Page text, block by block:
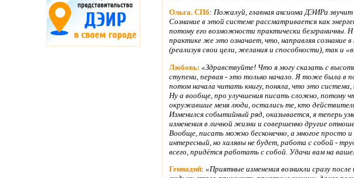
Ольга. СПб: Пожалуй, главная аксиома ДЭИРа
Сознание в этой системе рассматривается как
потому его возможности практически безграничны.
практике же это означает, что, направляя
(реализуя свои цели, желания и способности), так и
Любовь: «Здравствуйте! Что я могу сказать с
ступени, первая - это только начало. Я тоже была в
потом начала читать книгу, поняла, что это
Ну а вообще, про улучшения писать сложно, потому
окружавшие меня люди, остались те, кто
Изменился событийный ряд, оказывается, я теперь
изменения в личной жизни и совершенно другие
Вообще, писать можно бесконечно, а многое просто
интересный, но халявы не будет, работа с собой -
всего, придётся работать с собой. Удачи вам на
Геннадий: «Приятные изменения возникли сразу